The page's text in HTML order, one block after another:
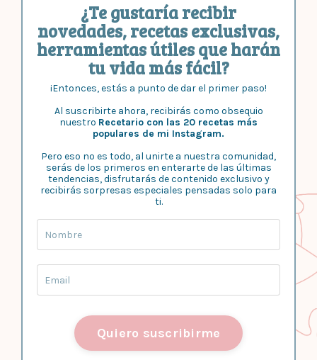
¿Te gustaría recibir
novedades, recetas exclusivas,
herramientas útiles que harán
tu vida más fácil?
¡Entonces, estás a punto de dar el primer paso!
Al suscribirte ahora, recibirás como obsequio
nuestro Recetario con las 20 recetas más
populares de mi Instagram.
Pero eso no es todo, al unirte a nuestra comunidad,
serás de los primeros en enterarte de las últimas
tendencias, disfrutarás de contenido exclusivo y
recibirás sorpresas especiales pensadas solo para
ti.
Quiero suscribirme